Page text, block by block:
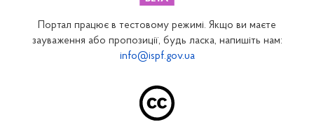
Закарпатське відділення
Запорізьке відділення
Портал працює в тестовому режимі. Якщо ви маєте
зауваження або пропозиції, будь ласка, напишіть нам:
info@ispf.gov.ua